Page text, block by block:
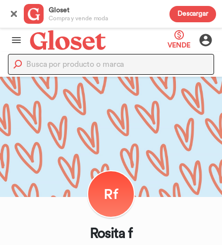
Gloset
Compra y vende moda
Descargar
VENDE
Rf
Rosita f